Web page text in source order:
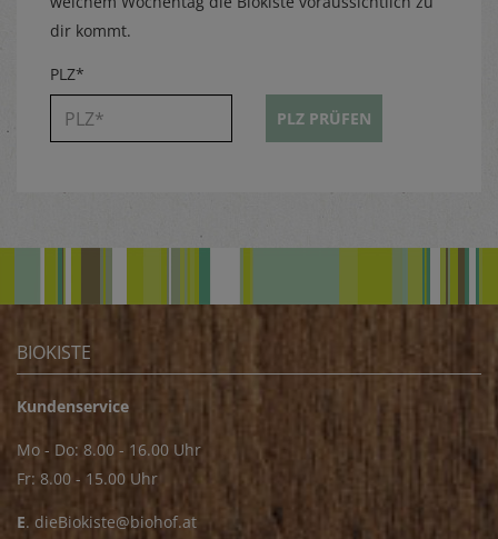
dir kommt.
PLZ*
PLZ PRÜFEN
BIOKISTE
Kundenservice
Mo - Do: 8.00 - 16.00 Uhr
Fr: 8.00 - 15.00 Uhr
E. dieBiokiste@biohof.at